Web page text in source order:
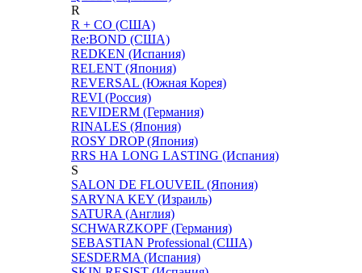
R
R + CO (США)
Re:BOND (США)
REDKEN (Испания)
RELENT (Япония)
REVERSAL (Южная Корея)
REVI (Россия)
REVIDERM (Германия)
RINALES (Япония)
ROSY DROP (Япония)
RRS НА LONG LASTING (Испания)
S
SALON DE FLOUVEIL (Япония)
SARYNA KEY (Израиль)
SATURA (Англия)
SCHWARZKOPF (Германия)
SEBASTIAN Professional (США)
SESDERMA (Испания)